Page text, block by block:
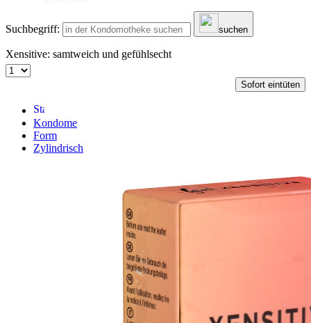
Suchbegriff: suchen
Xensitive: samtweich und gefühlsecht
Sofort eintüten
Kondome
Form
Zylindrisch